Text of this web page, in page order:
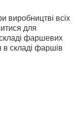
виробництві всіх
для
фаршевих
в складі фаршів